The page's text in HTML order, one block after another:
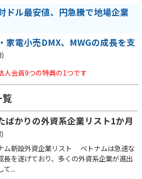
ドル最安値、円急騰で地場企業
家電小売DMX、MWGの成長を支
)
人会員9つの特典の1つです
ばかりの外資系企業リスト1か月
ム新設外資企業リスト ベトナムは急速な
長を遂げており、多くの外資系企業が進出
て...